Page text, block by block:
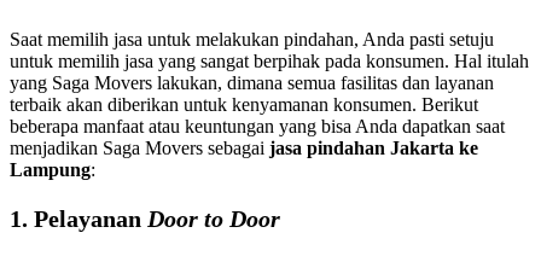
Saat memilih jasa untuk melakukan pindahan, Anda pasti setuju
untuk memilih jasa yang sangat berpihak pada konsumen. Hal itulah
yang Saga Movers lakukan, dimana semua fasilitas dan layanan
terbaik akan diberikan untuk kenyamanan konsumen. Berikut
beberapa manfaat atau keuntungan yang bisa Anda dapatkan saat
menjadikan Saga Movers sebagai jasa pindahan Jakarta ke
Lampung:
1. Pelayanan Door to Door